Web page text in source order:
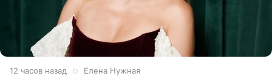
12 часов назад Елена Нужная